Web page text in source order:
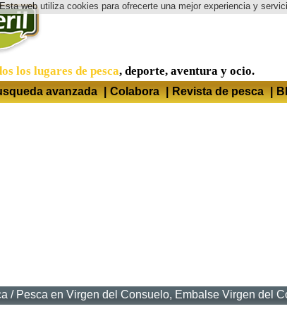
Esta web utiliza cookies para ofrecerte una mejor experiencia y
los lugares de pesca, deporte, aventura y ocio.
avanzada | Colabora | Revista de pesca |
/ Pesca en Virgen del Consuelo, Embalse Virgen del